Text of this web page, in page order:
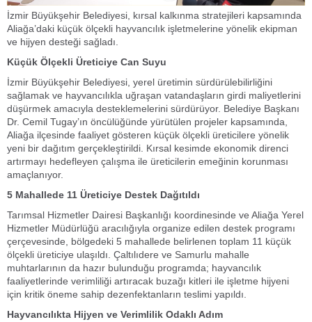
İzmir Büyükşehir Belediyesi, kırsal kalkınma stratejileri kapsamında
Aliağa’daki küçük ölçekli hayvancılık işletmelerine yönelik ekipman
ve hijyen desteği sağladı.
Küçük Ölçekli Üreticiye Can Suyu
İzmir Büyükşehir Belediyesi, yerel üretimin sürdürülebilirliğini
sağlamak ve hayvancılıkla uğraşan vatandaşların girdi maliyetlerini
düşürmek amacıyla desteklemelerini sürdürüyor. Belediye Başkanı
Dr. Cemil Tugay’ın öncülüğünde yürütülen projeler kapsamında,
Aliağa ilçesinde faaliyet gösteren küçük ölçekli üreticilere yönelik
yeni bir dağıtım gerçekleştirildi. Kırsal kesimde ekonomik direnci
artırmayı hedefleyen çalışma ile üreticilerin emeğinin korunması
amaçlanıyor.
5 Mahallede 11 Üreticiye Destek Dağıtıldı
Tarımsal Hizmetler Dairesi Başkanlığı koordinesinde ve Aliağa Yerel
Hizmetler Müdürlüğü aracılığıyla organize edilen destek programı
çerçevesinde, bölgedeki 5 mahallede belirlenen toplam 11 küçük
ölçekli üreticiye ulaşıldı. Çaltılıdere ve Samurlu mahalle
muhtarlarının da hazır bulunduğu programda; hayvancılık
faaliyetlerinde verimliliği artıracak buzağı kitleri ile işletme hijyeni
için kritik öneme sahip dezenfektanların teslimi yapıldı.
Hayvancılıkta Hijyen ve Verimlilik Odaklı Adım